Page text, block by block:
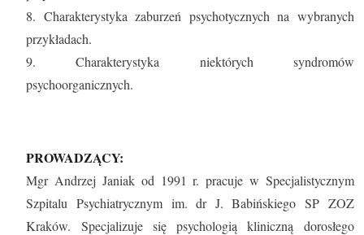
8. Charakterystyka zaburzeń psychotycznych na wybranych
przykładach.
9. Charakterystyka niektórych syndromów
psychoorganicznych.
PROWADZĄCY:
Mgr Andrzej Janiak od 1991 r. pracuje w Specjalistycznym
Szpitalu Psychiatrycznym im. dr J. Babińskiego SP ZOZ
Kraków. Specjalizuje się psychologią kliniczną dorosłego